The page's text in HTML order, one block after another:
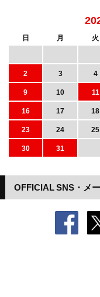
OFFICIAL SNS・メ
日 月 火
2
3 4
9
10 11
16
17 18
23
24 25
30
31